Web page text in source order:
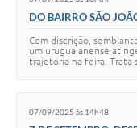
Vigilância Ambiental em
Galeria de Fotos
DO BAIRRO SÃO
Com discrição,
um uruguaianense
trajetória na feira. Trata-
07/09/2025 às 14h48